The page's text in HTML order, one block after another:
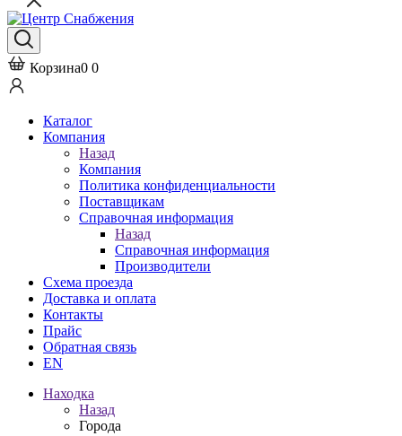
Корзина0 0
Каталог
Компания
Назад
Компания
Политика конфиденциальности
Поставщикам
Справочная информация
Назад
Справочная информация
Производители
Схема проезда
Доставка и оплата
Контакты
Прайс
Обратная связь
EN
Находка
Назад
Города